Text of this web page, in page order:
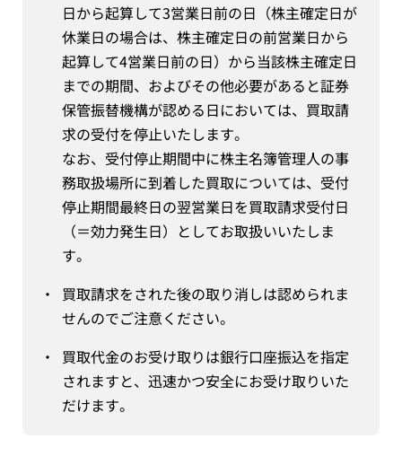
日から起算して3営業日前の日（株主確定日が
休業日の場合は、株主確定日の前営業日から
起算して4営業日前の日）から当該株主確定日
までの期間、およびその他必要があると証券
保管振替機構が認める日においては、買取請
求の受付を停止いたします。
なお、受付停止期間中に株主名簿管理人の事
務取扱場所に到着した買取については、受付
停止期間最終日の翌営業日を買取請求受付日
（＝効力発生日）としてお取扱いいたしま
す。
・
買取請求をされた後の取り消しは認められま
せんのでご注意ください。
・
買取代金のお受け取りは銀行口座振込を指定
されますと、迅速かつ安全にお受け取りいた
だけます。